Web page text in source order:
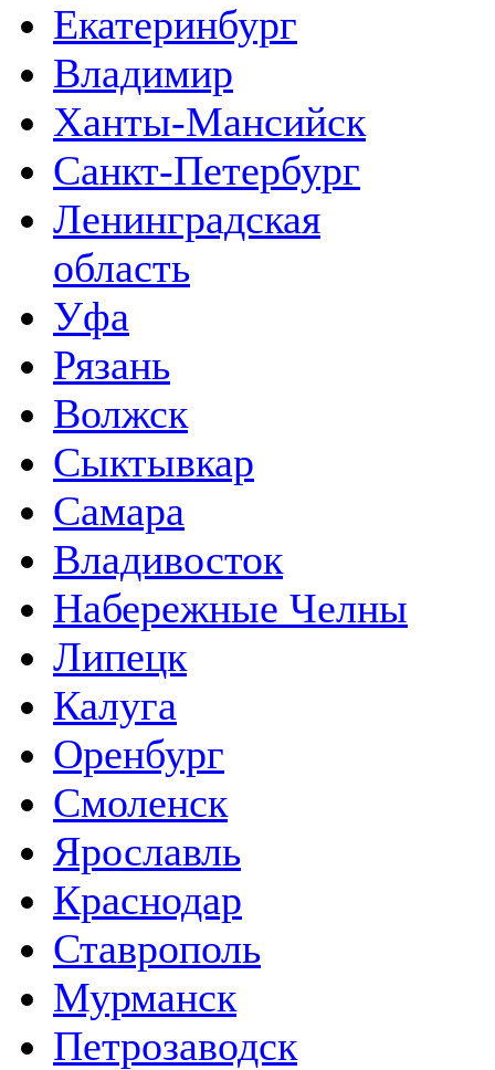
Екатеринбург
Владимир
Ханты-Мансийск
Санкт-Петербург
Ленинградская
область
Уфа
Рязань
Волжск
Сыктывкар
Самара
Владивосток
Набережные Челны
Липецк
Калуга
Оренбург
Смоленск
Ярославль
Краснодар
Ставрополь
Мурманск
Петрозаводск